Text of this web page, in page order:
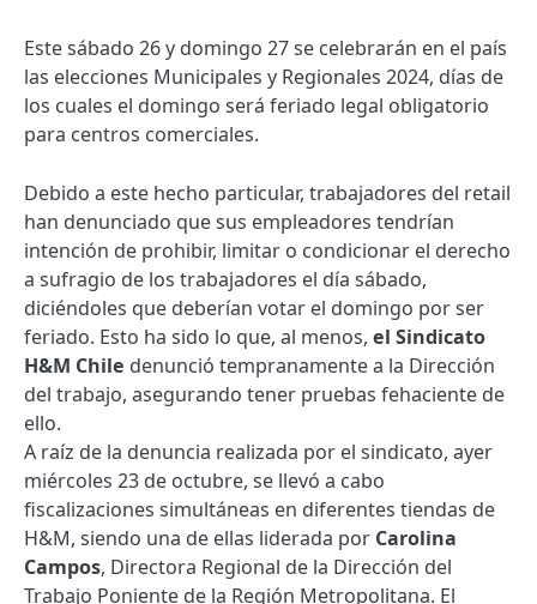
Este sábado 26 y domingo 27 se celebrarán en el país
las elecciones Municipales y Regionales 2024, días de
los cuales el domingo será feriado legal obligatorio
para centros comerciales.
Debido a este hecho particular, trabajadores del retail
han denunciado que sus empleadores tendrían
intención de prohibir, limitar o condicionar el derecho
a sufragio de los trabajadores el día sábado,
diciéndoles que deberían votar el domingo por ser
feriado. Esto ha sido lo que, al menos, el Sindicato
H&M Chile denunció tempranamente a la Dirección
del trabajo, asegurando tener pruebas fehaciente de
ello.
A raíz de la denuncia realizada por el sindicato, ayer
miércoles 23 de octubre, se llevó a cabo
fiscalizaciones simultáneas en diferentes tiendas de
H&M, siendo una de ellas liderada por Carolina
Campos, Directora Regional de la Dirección del
Trabajo Poniente de la Región Metropolitana. El